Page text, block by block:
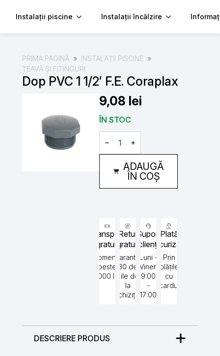
Instalații piscine Instalații încălzire
PRIMA PAGINĂ
INSTALAȚII PISCINE
ȚEAVĂ ȘI FITINGURI
Dop PVC 1 1/2′ F.E. Coraplax
9,08 lei
ÎN STOC
Cantitate
Dop
Coraplax
ADAUGĂ
ÎN COȘ
Transport
gratuit
Comenzi
peste
5000 lei
Retur
gratuit
Garantat
30 de
zile de
la
achiziție
Suport
clienți
Luni -
Vineri
9:00
-
17:00
Plată
securizată
Prin
plățile
cu
cardul
DESCRIERE PRODUS